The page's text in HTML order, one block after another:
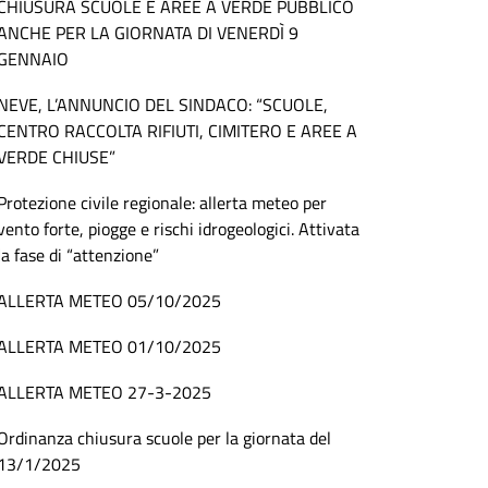
SCUOLE E AREE A VERDE PUBBLICO
PER LA GIORNATA DI VENERDÌ 9
L’ANNUNCIO DEL SINDACO: “SCUOLE,
RACCOLTA RIFIUTI, CIMITERO E AREE A
CHIUSE”
civile regionale: allerta meteo per
forte, piogge e rischi idrogeologici. Attivata
fase di “attenzione”
METEO 05/10/2025
METEO 01/10/2025
METEO 27-3-2025
chiusura scuole per la giornata del
13/1/2025